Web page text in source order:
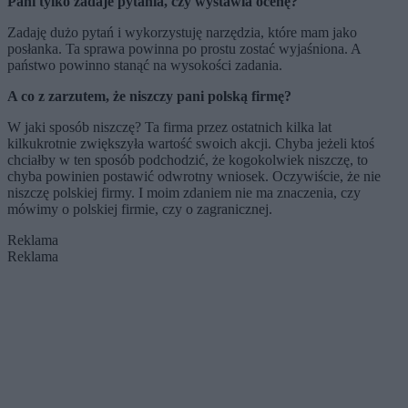
Zadaję dużo pytań i wykorzystuję narzędzia, które mam jako
posłanka. Ta sprawa powinna po prostu zostać wyjaśniona. A
państwo powinno stanąć na wysokości zadania.
A co z zarzutem, że niszczy pani polską firmę?
W jaki sposób niszczę? Ta firma przez ostatnich kilka lat
kilkukrotnie zwiększyła wartość swoich akcji. Chyba jeżeli ktoś
chciałby w ten sposób podchodzić, że kogokolwiek niszczę, to
chyba powinien postawić odwrotny wniosek. Oczywiście, że nie
niszczę polskiej firmy. I moim zdaniem nie ma znaczenia, czy
mówimy o polskiej firmie, czy o zagranicznej.
Reklama
Reklama